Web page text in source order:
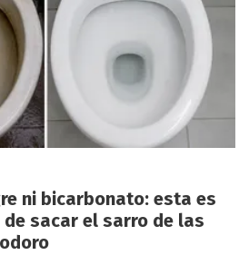
ni bicarbonato: esta es
de sacar el sarro de las